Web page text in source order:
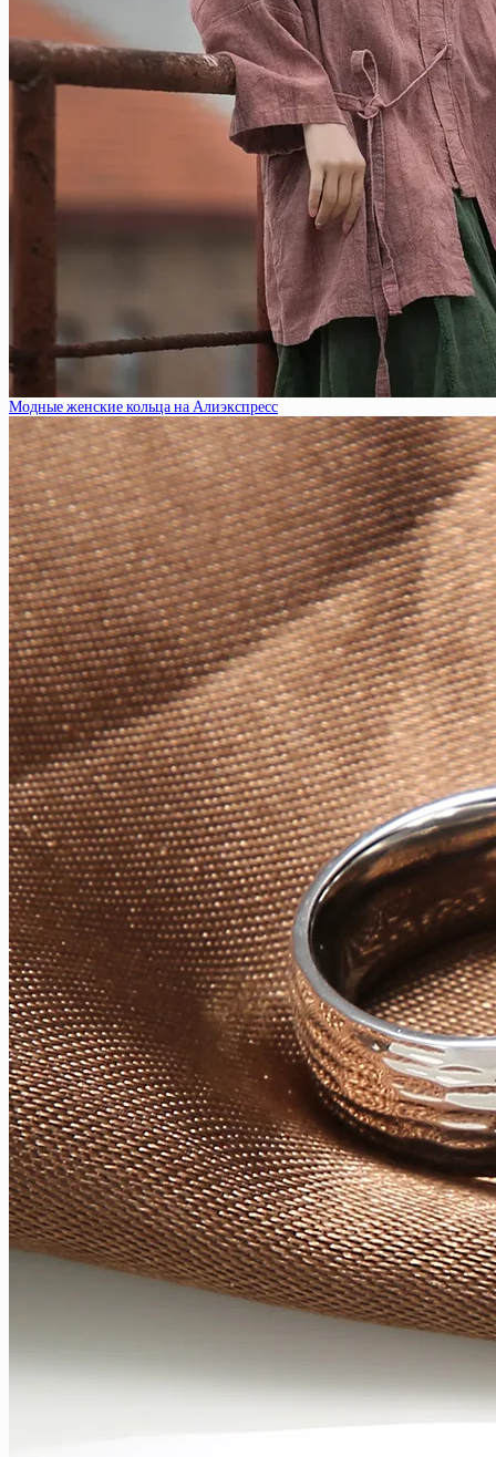
Модные женские кольца на Алиэкспресс